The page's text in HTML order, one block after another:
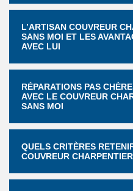
L’ARTISAN COUVREUR
SANS MOI ET LES
AVEC LUI
RÉPARATIONS PAS
AVEC LE COUVREUR
SANS MOI
QUELS CRITÈRES
COUVREUR